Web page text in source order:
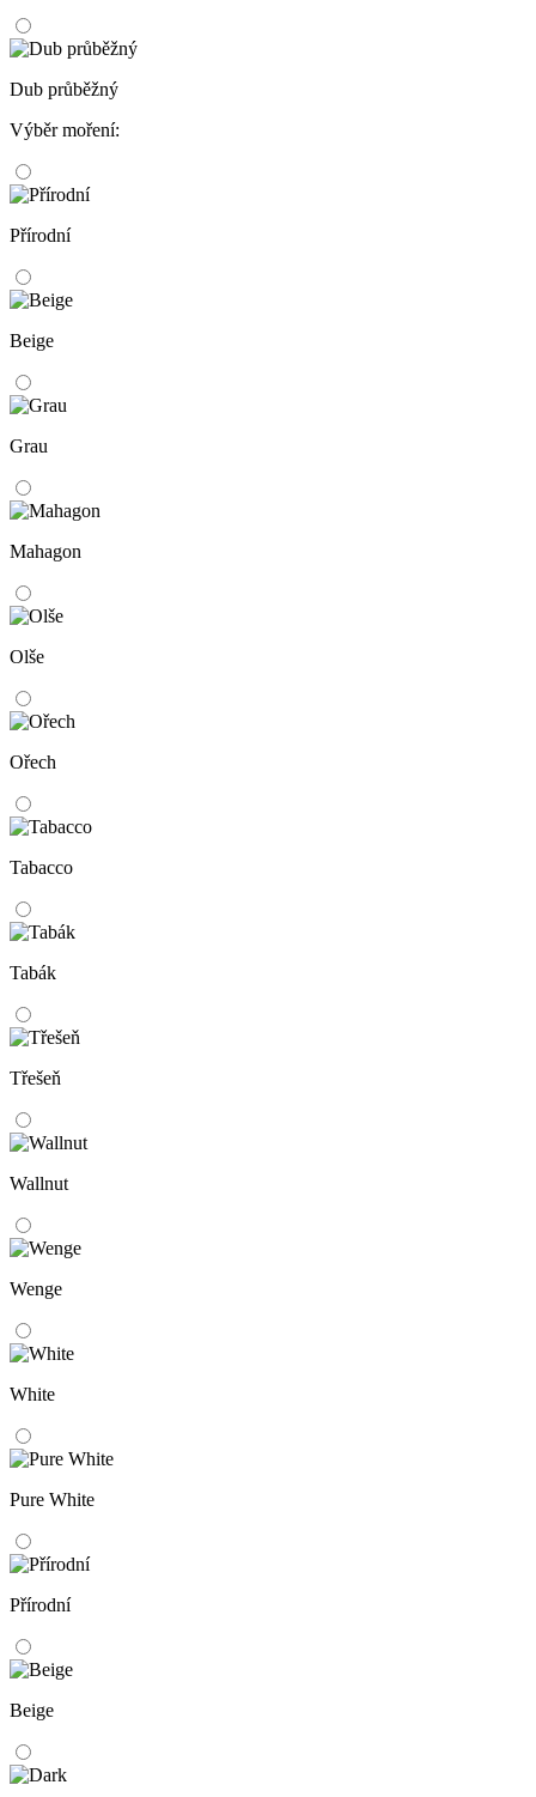
Dub průběžný
Výběr moření:
Přírodní
Beige
Grau
Mahagon
Olše
Ořech
Tabacco
Tabák
Třešeň
Wallnut
Wenge
White
Pure White
Přírodní
Beige